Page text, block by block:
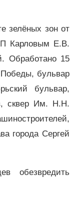
зелёных зон от
Карловым Е.В.
Обработано 15
бульвар
бульвар,
сквер Им. Н.Н.
города Сергей
обезвредить